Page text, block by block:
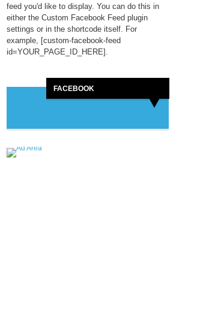
feed you'd like to display. You can do this in
either the Custom Facebook Feed plugin
settings or in the shortcode itself. For
example, [custom-facebook-feed
id=YOUR_PAGE_ID_HERE].
FACEBOOK